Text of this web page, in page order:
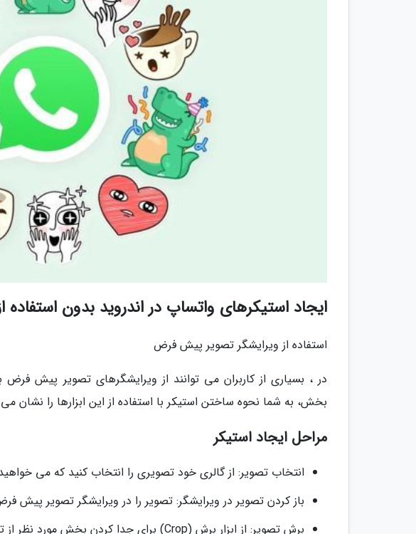
ایجاد استیکرهای واتساپ در اندروید بدون استفاده
استفاده از ویرایشگر تصویر پیش فرض
در ، بسیاری از کاربران می توانند از ویرایشگرهای تصویر پیش
بخش، به شما نحوه ساختن استیکر با استفاده از این ابزارها را نشان
مراحل ایجاد استیکر
انتخاب تصویر: از گالری خود تصویری را انتخاب کنید که می
باز کردن تصویر در ویرایشگر: تصویر را در ویرایشگر تصویر پیش
برش تصویر: از ابزار برش (Crop) برای جدا کردن بخش مورد نظر از تصویر استفاده کنید.